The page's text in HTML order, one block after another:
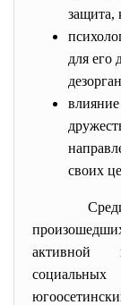
защита,
для его
своих
активной